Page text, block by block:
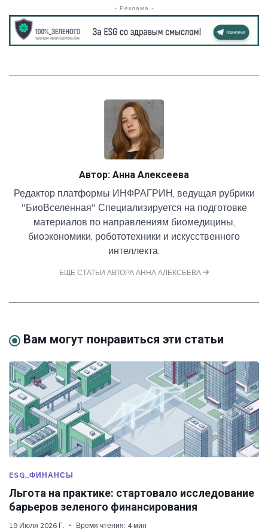
- Реклама -
Автор: Анна Алексеева
Редактор платформы ИНФРАГРИН, ведущая рубрики
"БиоВселенная" Специализируется на подготовке
материалов по направлениям биомедицины,
биоэкономики, робототехники и искусственного
интеллекта.
ЕЩЕ СТАТЬИ АВТОРА АННА АЛЕКСЕЕВА
Вам могут понравиться эти статьи
ESG_ФИНАНСЫ
Льгота на практике: стартовало исследование
барьеров зеленого финансирования
19 Июля 2026 Г. Время чтения: 4 мин